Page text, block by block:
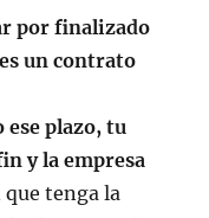
por finalizado
un contrato
ese plazo, tu
y la empresa
que tenga la